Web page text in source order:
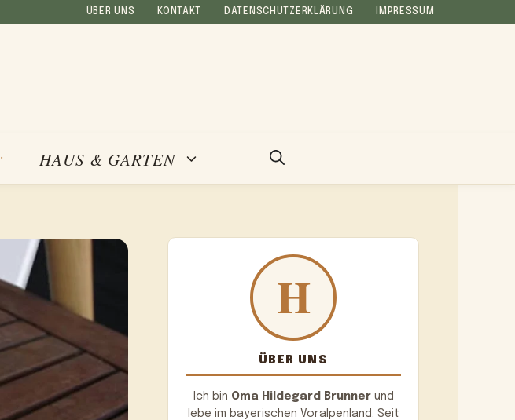
ÜBER UNS KONTAKT DATENSCHUTZERKLÄRUNG IMPRESSUM
HAUS & GARTEN
ÜBER UNS
Ich bin Oma Hildegard Brunnerund
lebe im bayerischen Voralpenland. Seit